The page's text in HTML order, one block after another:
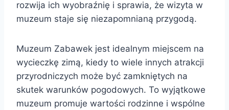
rozwija ich wyobraźnię i sprawia, że wizyta w
muzeum staje się niezapomnianą przygodą.
Muzeum Zabawek jest idealnym miejscem na
wycieczkę zimą, kiedy to wiele innych atrakcji
przyrodniczych może być zamkniętych na
skutek warunków pogodowych. To wyjątkowe
muzeum promuje wartości rodzinne i wspólne